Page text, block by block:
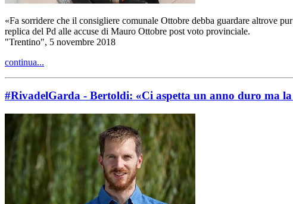
«Fa sorridere che il consigliere comunale Ottobre debba guardare altrove
replica del Pd alle accuse di Mauro Ottobre post voto provinciale.
"Trentino", 5 novembre 2018
continua...
#RivadelGarda - Bertoldi: «Ci aspetta un anno duro ma la